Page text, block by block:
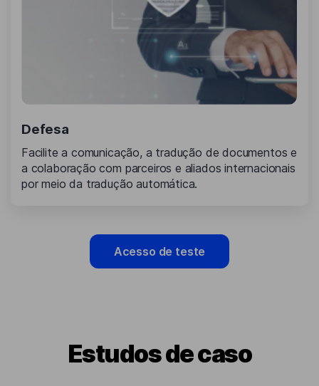
Defesa
Facilite a comunicação, a tradução de documentos e
a colaboração com parceiros e aliados internacionais
por meio da tradução automática.
Acesso de teste
Estudos de caso